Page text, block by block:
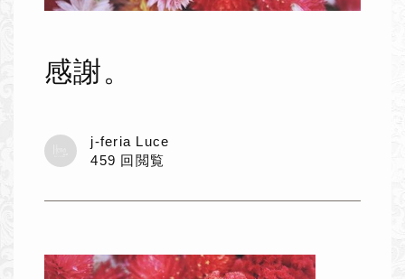
感謝。
j-feria Luce
459 回閲覧